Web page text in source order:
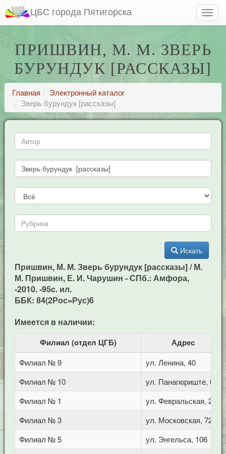
ЦБС города Пятигорска
ПРИШВИН, М. М. ЗВЕРЬ
БУРУНДУК [РАССКАЗЫ]
Главная
Электронный каталог
Зверь бурундук [рассказы]
Искать
Пришвин, М. М. Зверь бурундук [рассказы] / М.
М. Пришвин, Е. И. Чарушин - СПб.: Амфора,
-2010. -95c. ил.
ББК: 84(2Рос=Рус)6
Имеется в наличии:
Филиал (отдел ЦГБ) Адрес
Филиал № 9
ул. Ленина, 40
Филиал № 10
ул. Панагюриште, 6
Филиал № 1
ул. Февральская, 283
Филиал № 3
ул. Московская, 72/1
Филиал № 5
ул. Энгельса, 106